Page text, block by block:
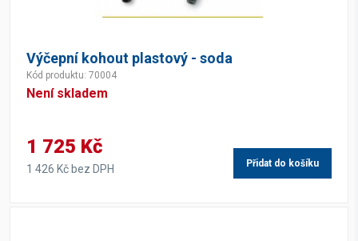
Výčepní kohout plastový - soda
Kód produktu: 70004
Není skladem
1 725 Kč
1 426 Kč bez DPH Přidat do košíku